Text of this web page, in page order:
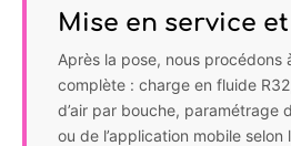
Mise en service
Après la pose, nous procédons
complète : charge en fluide
d’air par bouche, paramétrage
ou de l’application mobile selon